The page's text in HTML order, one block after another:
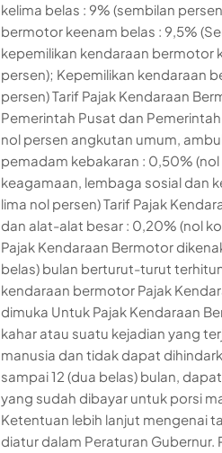
kelima belas : 9% (sembilan
bermotor keenam belas : 9,5%
kepemilikan kendaraan bermotor
persen); Kepemilikan kendaraan
persen) Tarif Pajak Kendaraan
Pemerintah Pusat dan
nol persen angkutan umum,
pemadam kebakaran : 0,50%
keagamaan, lembaga sosial dan
lima nol persen) Tarif Pajak
dan alat-alat besar : 0,20% (nol
Pajak Kendaraan Bermotor
belas) bulan berturut-turut
kendaraan bermotor Pajak
dimuka Untuk Pajak Kendaraan
kahar atau suatu kejadian yang
manusia dan tidak dapat
sampai 12 (dua belas) bulan,
yang sudah dibayar untuk porsi
Ketentuan lebih lanjut mengenai
diatur dalam Peraturan